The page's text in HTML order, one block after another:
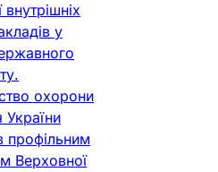
внутрішніх
у
охорони
профільним
Верховної